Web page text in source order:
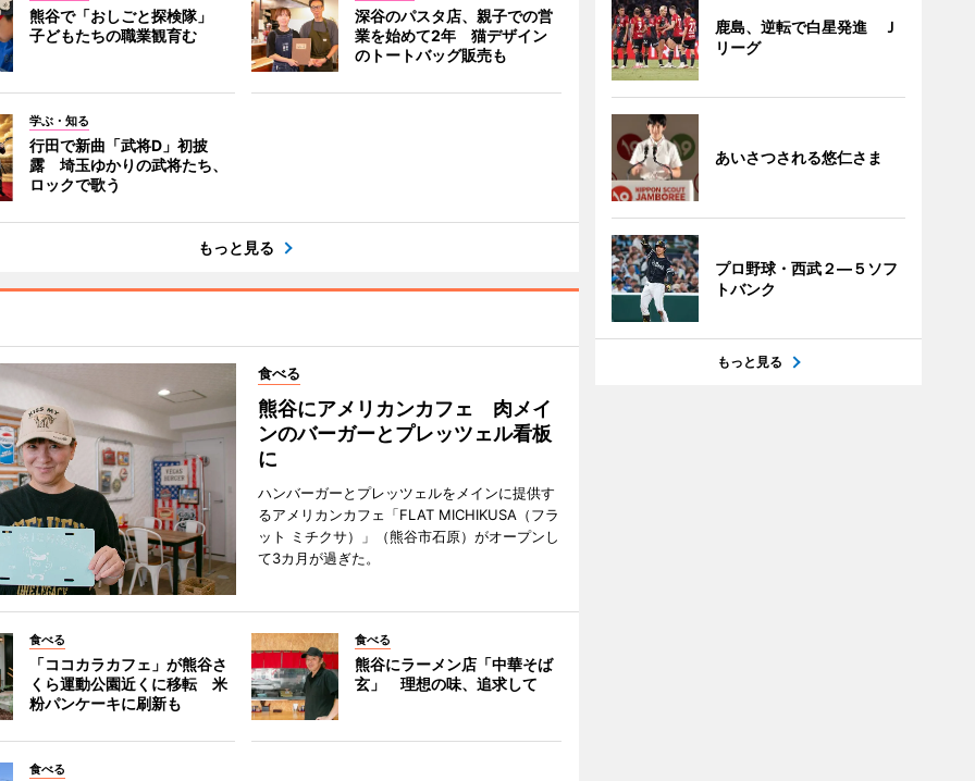
熊谷で「おしごと探検隊」
子どもたちの職業観育む
深谷のパスタ店、親子での営
業を始めて2年 猫デザイン
のトートバッグ販売も
学ぶ・知る
行田で新曲「武将D」初披
露 埼玉ゆかりの武将たち、
ロックで歌う
もっと見る
食べる
熊谷にアメリカンカフェ 肉メイ
ンのバーガーとプレッツェル看板
に
ハンバーガーとプレッツェルをメインに提供す
るアメリカンカフェ「FLAT MICHIKUSA（フラ
ット ミチクサ）」（熊谷市石原）がオープンし
て3カ月が過ぎた。
食べる
「ココカラカフェ」が熊谷さ
くら運動公園近くに移転 米
粉パンケーキに刷新も
食べる
熊谷にラーメン店「中華そば
玄」 理想の味、追求して
食べる
鹿島、逆転で白星発進 Ｊ
リーグ
あいさつされる悠仁さま
プロ野球・西武２―５ソフ
トバンク
もっと見る